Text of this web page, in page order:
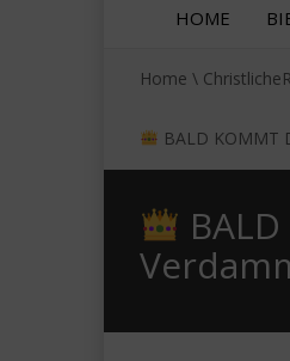
HOME
Home \
BALD KOMMT